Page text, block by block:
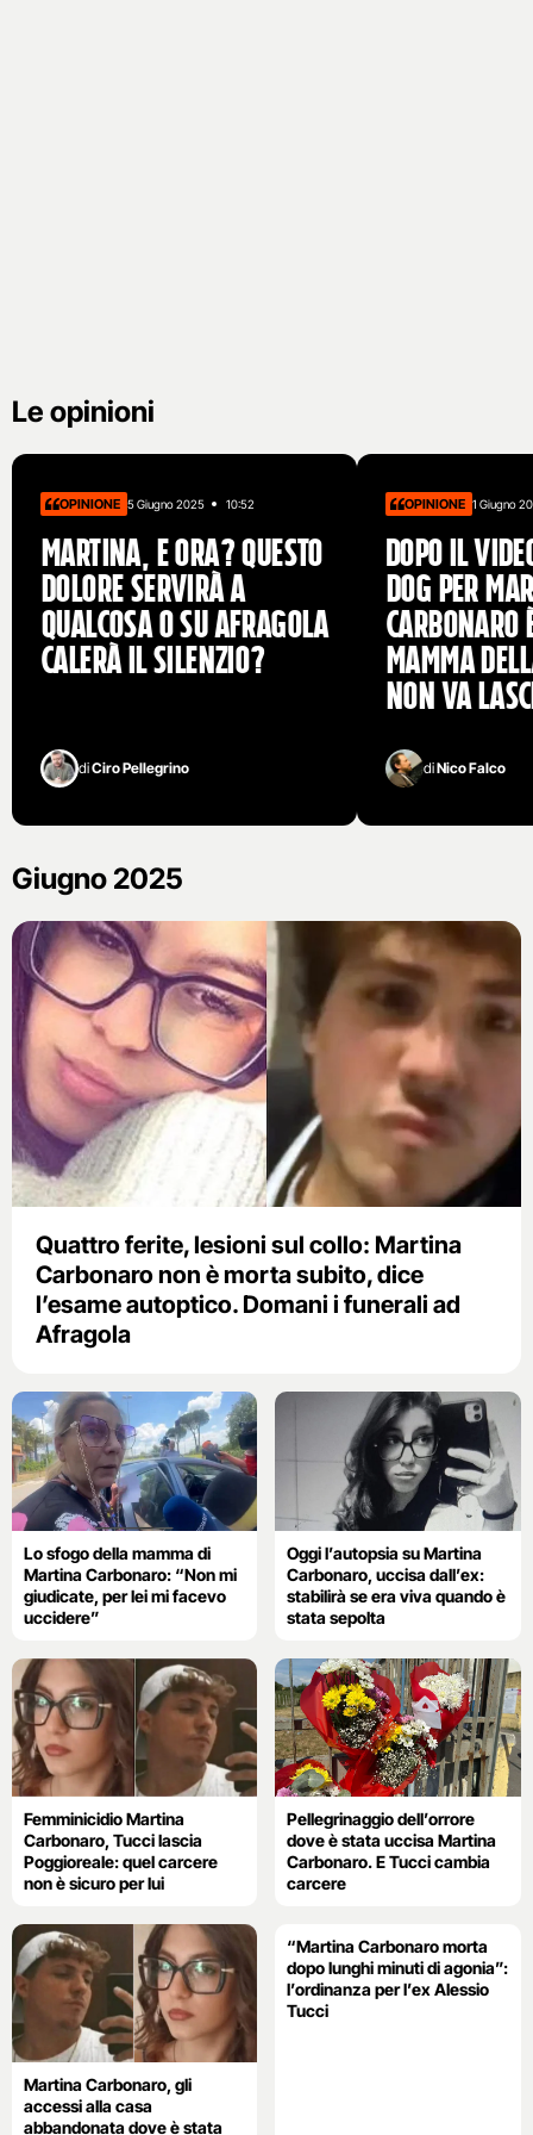
Le opinioni
OPINIONE 5 Giugno 2025 10:52
Martina, e ora? Questo
dolore servirà a
qualcosa o su Afragola
calerà il silenzio?
diCiro Pellegrino
OPINIONE 1 Giugno
Dopo il
dog per
Carbonaro
mamma
non va
diNico Falco
Giugno 2025
Quattro ferite, lesioni sul collo: Martina
Carbonaro non è morta subito, dice
l’esame autoptico. Domani i funerali ad
Afragola
Lo sfogo della mamma di
Martina Carbonaro: “Non mi
giudicate, per lei mi facevo
uccidere”
Oggi l’autopsia su Martina
Carbonaro, uccisa dall’ex:
stabilirà se era viva quando è
stata sepolta
Femminicidio Martina
Carbonaro, Tucci lascia
Poggioreale: quel carcere
non è sicuro per lui
Pellegrinaggio dell’orrore
dove è stata uccisa Martina
Carbonaro. E Tucci cambia
carcere
Martina Carbonaro, gli
accessi alla casa
abbandonata dove è stata
“Martina Carbonaro morta
dopo lunghi minuti di agonia”:
l’ordinanza per l’ex Alessio
Tucci